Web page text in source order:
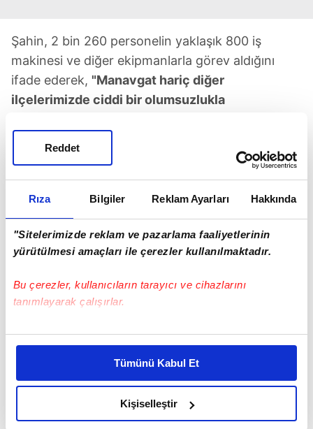
Rıza Bilgiler Reklam Ayarları Hakkında
"Sitelerimizde reklam ve pazarlama faaliyetlerinin
yürütülmesi amaçları ile çerezler kullanılmaktadır.
Bu çerezler, kullanıcıların tarayıcı ve cihazlarını
tanımlayarak çalışırlar.
Bu çerezlere izin vermeniz halinde sizlere özel
daha iyi reklam deneyimi yaşatabiliriz. Bunu yaparken
amacımızın size daha iyi bir reklam deneyimi sunmak
olduğunu ve sizlere en iyi içerikleri sunabilmek adına
elimizden gelen çabayı gösterdiğimizi ve bu noktada,
Tümünü Kabul Et
Kişiselleştir
Reddet
Şahin, 2 bin 260 personelin yaklaşık 800 iş
makinesi ve diğer ekipmanlarla görev aldığını
ifade ederek, "Manavgat hariç diğer
ilçelerimizde ciddi bir olumsuzlukla
Mahallemiz bölgesinde yoğun yağışla beraber
su basmaları ihbarları geldi. Toplam 500
civarında ihbar aldık. Bu ihbarların büyük
bölümü iş yeri ve konut su basması şeklindeydi.
Bunlara müdahale ettik, etmeye de devam
ediyoruz."dedi.